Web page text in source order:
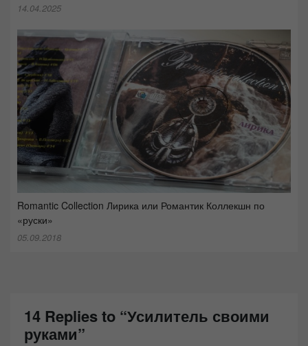
14.04.2025
Romantic Collection Лирика или Романтик Коллекшн по
«руски»
05.09.2018
14 Replies to “Усилитель своими
руками”